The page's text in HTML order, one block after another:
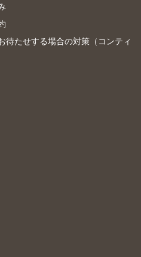
待たせする場合の対策（コンティ